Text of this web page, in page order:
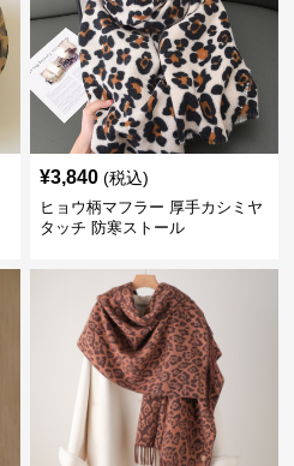
¥3,840 (税込)
ヒョウ柄マフラー 厚手カシミヤ
タッチ 防寒ストール